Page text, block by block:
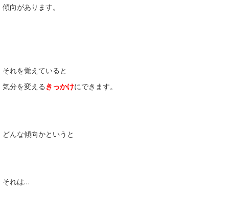
傾向があります。
それを覚えていると
気分を変える きっかけにできます。
どんな傾向かというと
それは…